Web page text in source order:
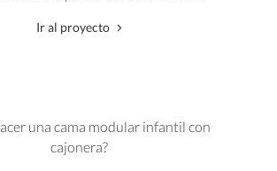
Ir al proyecto
una cama modular infantil con
cajonera?